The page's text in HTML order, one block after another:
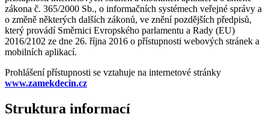
zákona č. 365/2000 Sb., o informačních systémech veřejné správy a
o změně některých dalších zákonů, ve znění pozdějších předpisů,
který provádí Směrnici Evropského parlamentu a Rady (EU)
2016/2102 ze dne 26. října 2016 o přístupnosti webových stránek a
mobilních aplikací.
Prohlášení přístupnosti se vztahuje na internetové stránky
www.zamekdecin.cz
Struktura informací